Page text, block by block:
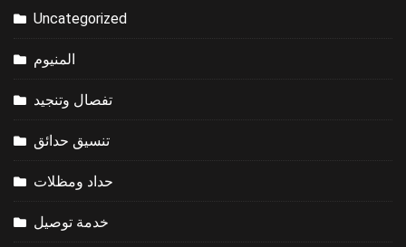
Uncategorized
المنيوم
تفصال وتنجيد
تنسيق حدائق
حداد ومظلات
خدمة توصيل